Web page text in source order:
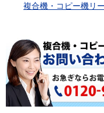
複合機・コピー機リ